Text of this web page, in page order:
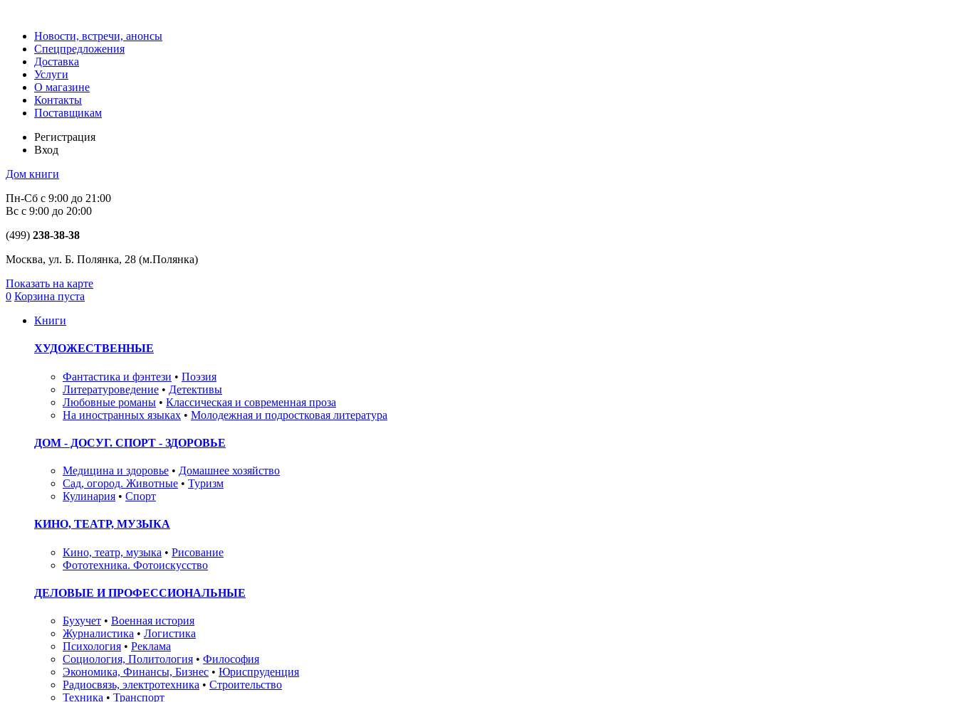
Новости, встречи, анонсы
Спецпредложения
Доставка
Услуги
О магазине
Контакты
Поставщикам
Регистрация
Вход
Дом книги
Пн-Сб с 9:00 до 21:00
Вс с 9:00 до 20:00
(499) 238-38-38
Москва, ул. Б. Полянка, 28 (м.Полянка)
Показать на карте
0 Корзина пуста
Книги
ХУДОЖЕСТВЕННЫЕ
Фантастика и фэнтези • Поэзия
Литературоведение • Детективы
Любовные романы • Классическая и современная проза
На иностранных языках • Молодежная и подростковая литература
ДОМ - ДОСУГ. СПОРТ - ЗДОРОВЬЕ
Медицина и здоровье • Домашнее хозяйство
Сад, огород. Животные • Туризм
Кулинария • Спорт
КИНО, ТЕАТР, МУЗЫКА
Кино, театр, музыка • Рисование
Фототехника. Фотоискусство
ДЕЛОВЫЕ И ПРОФЕССИОНАЛЬНЫЕ
Бухучет • Военная история
Журналистика • Логистика
Психология • Реклама
Социология, Политология • Философия
Экономика, Финансы, Бизнес • Юриспруденция
Радиосвязь, электротехника • Строительство
Техника • Транспорт